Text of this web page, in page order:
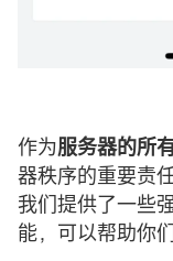
作为服务器的所
器秩序的重要责
我们提供了一些
能，可以帮助你